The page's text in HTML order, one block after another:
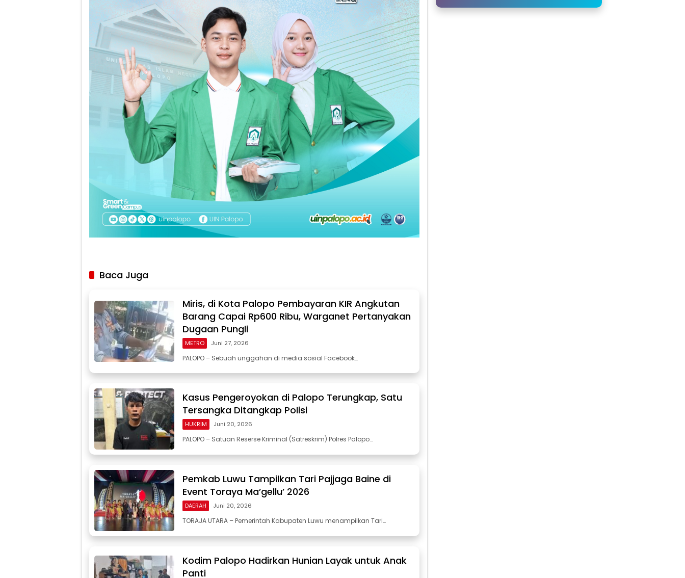
Baca Juga
Miris, di Kota Palopo Pembayaran KIR Angkutan
Barang Capai Rp600 Ribu, Warganet Pertanyakan
Dugaan Pungli
METRO Juni 27, 2026
PALOPO – Sebuah unggahan di media sosial Facebook…
Kasus Pengeroyokan di Palopo Terungkap, Satu
Tersangka Ditangkap Polisi
HUKRIM Juni 20, 2026
PALOPO – Satuan Reserse Kriminal (Satreskrim) Polres Palopo…
Pemkab Luwu Tampilkan Tari Pajjaga Baine di
Event Toraya Ma’gellu’ 2026
DAERAH Juni 20, 2026
TORAJA UTARA – Pemerintah Kabupaten Luwu menampilkan Tari…
Kodim Palopo Hadirkan Hunian Layak untuk Anak
Panti